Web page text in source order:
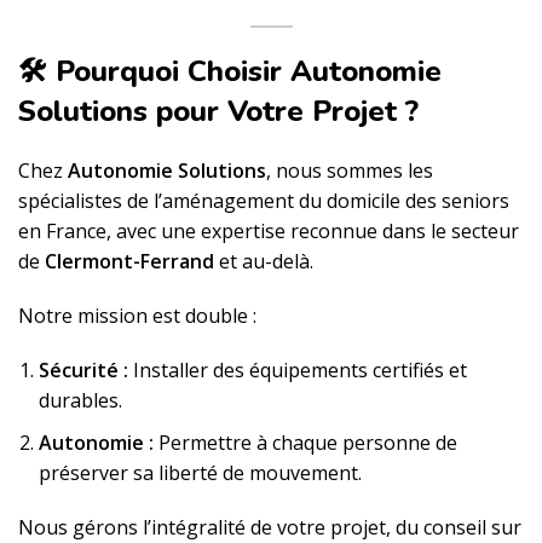
🛠️ Pourquoi Choisir Autonomie
Solutions pour Votre Projet ?
Chez Autonomie Solutions, nous sommes les
spécialistes de l’aménagement du domicile des seniors
en France, avec une expertise reconnue dans le secteur
de Clermont-Ferrand et au-delà.
Notre mission est double :
Sécurité : Installer des équipements certifiés et
durables.
Autonomie : Permettre à chaque personne de
préserver sa liberté de mouvement.
Nous gérons l’intégralité de votre projet, du conseil sur